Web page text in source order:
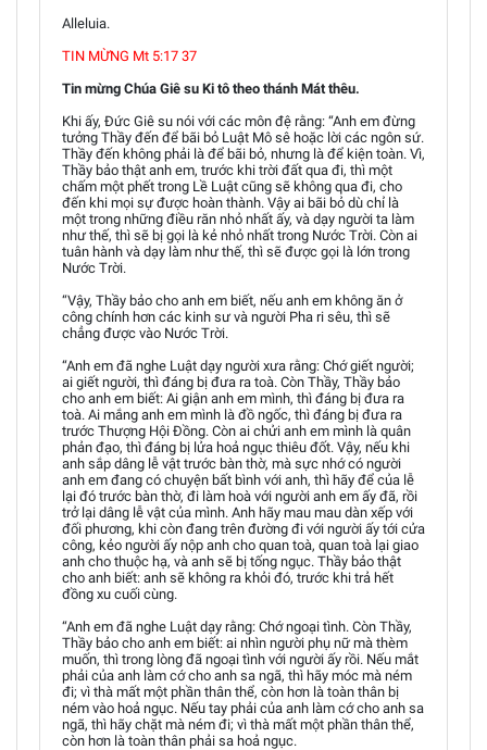
Alleluia.
TIN MỪNG Mt 5:17 37
Tin mừng Chúa Giê su Ki tô theo thánh Mát thêu.
Khi ấy, Đức Giê su nói với các môn đệ rằng: “Anh em đừng
tưởng Thầy đến để bãi bỏ Luật Mô sê hoặc lời các ngôn sứ.
Thầy đến không phải là để bãi bỏ, nhưng là để kiện toàn. Vì,
Thầy bảo thật anh em, trước khi trời đất qua đi, thì một
chấm một phết trong Lề Luật cũng sẽ không qua đi, cho
đến khi mọi sự được hoàn thành. Vậy ai bãi bỏ dù chỉ là
một trong những điều răn nhỏ nhất ấy, và dạy người ta làm
như thế, thì sẽ bị gọi là kẻ nhỏ nhất trong Nước Trời. Còn ai
tuân hành và dạy làm như thế, thì sẽ được gọi là lớn trong
Nước Trời.
“Vậy, Thầy bảo cho anh em biết, nếu anh em không ăn ở
công chính hơn các kinh sư và người Pha ri sêu, thì sẽ
chẳng được vào Nước Trời.
“Anh em đã nghe Luật dạy người xưa rằng: Chớ giết người;
ai giết người, thì đáng bị đưa ra toà. Còn Thầy, Thầy bảo
cho anh em biết: Ai giận anh em mình, thì đáng bị đưa ra
toà. Ai mắng anh em mình là đồ ngốc, thì đáng bị đưa ra
trước Thượng Hội Đồng. Còn ai chửi anh em mình là quân
phản đạo, thì đáng bị lửa hoả ngục thiêu đốt. Vậy, nếu khi
anh sắp dâng lễ vật trước bàn thờ, mà sực nhớ có người
anh em đang có chuyện bất bình với anh, thì hãy để của lễ
lại đó trước bàn thờ, đi làm hoà với người anh em ấy đã, rồi
trở lại dâng lễ vật của mình. Anh hãy mau mau dàn xếp với
đối phương, khi còn đang trên đường đi với người ấy tới cửa
công, kẻo người ấy nộp anh cho quan toà, quan toà lại giao
anh cho thuộc hạ, và anh sẽ bị tống ngục. Thầy bảo thật
cho anh biết: anh sẽ không ra khỏi đó, trước khi trả hết
đồng xu cuối cùng.
“Anh em đã nghe Luật dạy rằng: Chớ ngoại tình. Còn Thầy,
Thầy bảo cho anh em biết: ai nhìn người phụ nữ mà thèm
muốn, thì trong lòng đã ngoại tình với người ấy rồi. Nếu mắt
phải của anh làm cớ cho anh sa ngã, thì hãy móc mà ném
đi; vì thà mất một phần thân thể, còn hơn là toàn thân bị
ném vào hoả ngục. Nếu tay phải của anh làm cớ cho anh sa
ngã, thì hãy chặt mà ném đi; vì thà mất một phần thân thể,
còn hơn là toàn thân phải sa hoả ngục.